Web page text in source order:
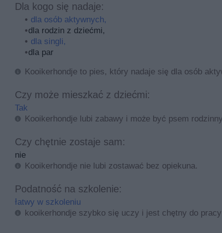
Dla kogo się nadaje:
dla osób aktywnych,
dla rodzin z dziećmi,
dla singli,
dla par
Kooikerhondje to pies, który nadaje się dla osób
Czy może mieszkać z dziećmi:
Tak
Kooikerhondje lubi zabawy i może być psem
Czy chętnie zostaje sam:
nie
Kooikerhondje nie lubi zostawać bez opiekuna.
Podatność na szkolenie:
łatwy w szkoleniu
kooikerhondje szybko się uczy i jest chętny do